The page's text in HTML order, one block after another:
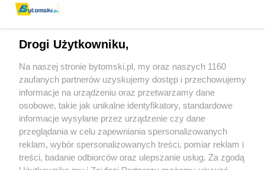
Wydawca mediów lokalnych
Nie zapomnij
zapoznać się z:
polityką prywatności regulamin korzystania z portali
Drogi Użytkowniku,
Na naszej stronie bytomski.pl, my oraz naszych 1160
zaufanych partnerów uzyskujemy dostęp i przechowujemy
informacje na urządzeniu oraz przetwarzamy dane
osobowe, takie jak unikalne identyfikatory, standardowe
informacje wysyłane przez urządzenie czy dane
przeglądania w celu zapewniania spersonalizowanych
reklam, wybór spersonalizowanych treści, pomiar reklam i
treści, badanie odbiorców oraz ulepszanie usług. Za zgodą